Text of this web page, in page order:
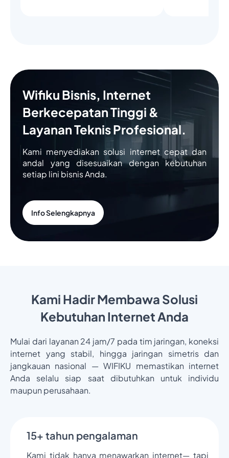
Wifiku Bisnis, Internet
Berkecepatan Tinggi &
Layanan Teknis Profesional.
Kami menyediakan solusi internet cepat dan
andal yang disesuaikan dengan kebutuhan
setiap lini bisnis Anda.
Info Selengkapnya
Kami Hadir Membawa Solusi
Kebutuhan Internet Anda
Mulai dari layanan 24 jam/7 pada tim jaringan, koneksi
internet yang stabil, hingga jaringan simetris dan
jangkauan nasional — WIFIKU memastikan internet
Anda selalu siap saat dibutuhkan untuk individu
maupun perusahaan.
15+ tahun pengalaman
Kami tidak hanya menawarkan internet— tapi